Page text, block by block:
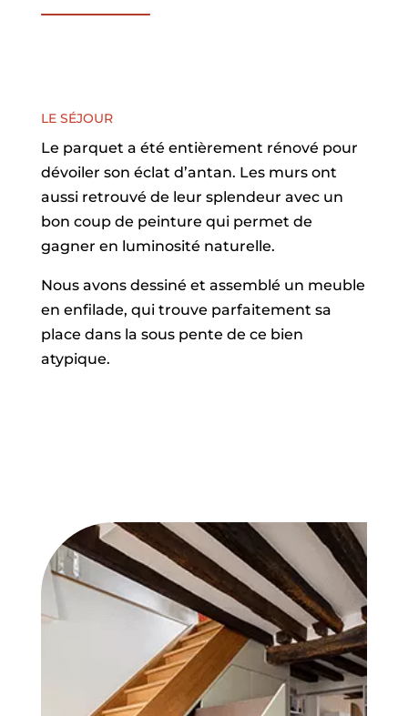
LE SÉJOUR
Le parquet a été entièrement rénové pour
dévoiler son éclat d’antan. Les murs ont
aussi retrouvé de leur splendeur avec un
bon coup de peinture qui permet de
gagner en luminosité naturelle.
Nous avons dessiné et assemblé un meuble
en enfilade, qui trouve parfaitement sa
place dans la sous pente de ce bien
atypique.